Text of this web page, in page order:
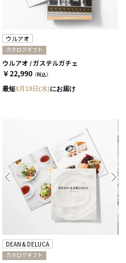
ウルアオ
カタログギフト
ウルアオ / ガステルガチェ
￥22,990 （税込）
最短8月19日(水)にお届け
DEAN & DELUCA
カタログギフト